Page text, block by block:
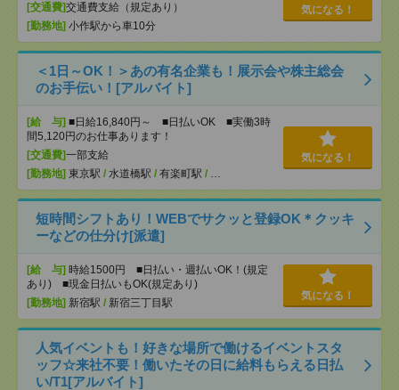
[交通費]交通費支給（規定あり）
[勤務地] 小作駅から車10分
気になる！
＜1日～OK！＞あの有名企業も！展示会や株主総会
のお手伝い！[アルバイト]
[給 与] ■日給16,840円～ ■日払いOK ■実働3時
間5,120円のお仕事あります！
[交通費]一部支給
[勤務地] 東京駅 / 水道橋駅 / 有楽町駅 / …
気になる！
短時間シフトあり！WEBでサクッと登録OK＊クッキ
ーなどの仕分け[派遣]
[給 与] 時給1500円 ■日払い・週払いOK！(規定
あり) ■現金日払いもOK(規定あり)
[勤務地] 新宿駅 / 新宿三丁目駅
気になる！
人気イベントも！好きな場所で働けるイベントスタ
ッフ☆来社不要！働いたその日に給料もらえる日払
い/T1[アルバイト]